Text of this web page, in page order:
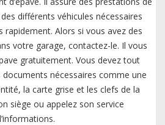
différents véhicules nécessaires
rapidement. Alors si vous avez des
votre garage, contactez-le. Il vous
gratuitement. Vous devez tout
nécessaires comme une
la carte grise et les clefs de la
siège ou appelez son service